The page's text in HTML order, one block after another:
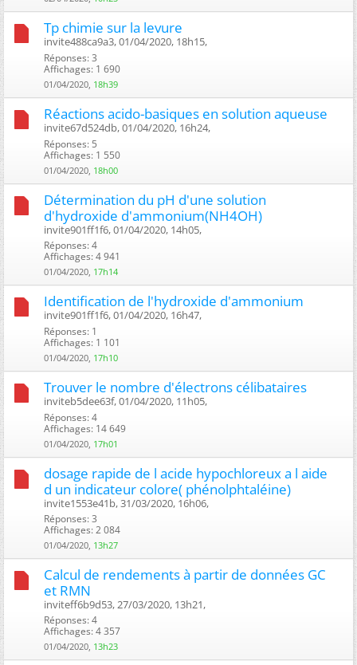
Tp chimie sur la levure
invite488ca9a3, 01/04/2020, 18h15, ‎
Réponses: 3
Affichages: 1 690
01/04/2020, 18h39
Réactions acido-basiques en solution aqueuse
invite67d524db, 01/04/2020, 16h24, ‎
Réponses: 5
Affichages: 1 550
01/04/2020, 18h00
Détermination du pH d'une solution
d'hydroxide d'ammonium(NH4OH)
invite901ff1f6, 01/04/2020, 14h05, ‎
Réponses: 4
Affichages: 4 941
01/04/2020, 17h14
Identification de l'hydroxide d'ammonium
invite901ff1f6, 01/04/2020, 16h47, ‎
Réponses: 1
Affichages: 1 101
01/04/2020, 17h10
Trouver le nombre d'électrons célibataires
inviteb5dee63f, 01/04/2020, 11h05, ‎
Réponses: 4
Affichages: 14 649
01/04/2020, 17h01
dosage rapide de l acide hypochloreux a l aide
d un indicateur colore( phénolphtaléine)
invite1553e41b, 31/03/2020, 16h06, ‎
Réponses: 3
Affichages: 2 084
01/04/2020, 13h27
Calcul de rendements à partir de données GC
et RMN
inviteff6b9d53, 27/03/2020, 13h21, ‎
Réponses: 4
Affichages: 4 357
01/04/2020, 13h23